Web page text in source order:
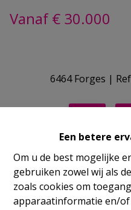
Een betere
Om u de best mogelijke
gebruiken zowel wij als
zoals cookies om
apparaatinformatie en/of
Vanaf € 30.000
6464 Forges |
Info